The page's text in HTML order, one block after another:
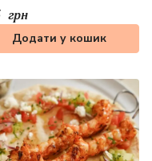
Додати у кошик
грн